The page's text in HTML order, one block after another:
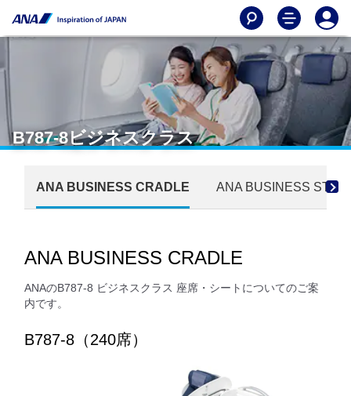
B787-8ビジネスクラス
ANA BUSINESS CRADLE ANA BUSINESS
ANA BUSINESS CRADLE
ANAのB787-8 ビジネスクラス 座席・シートについてのご案
内です。
B787-8（240席）